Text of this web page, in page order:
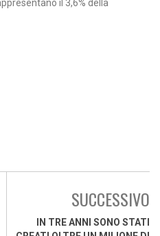
il 3,6% della
SUCCESSIVO
IN TRE ANNI SONO STATI